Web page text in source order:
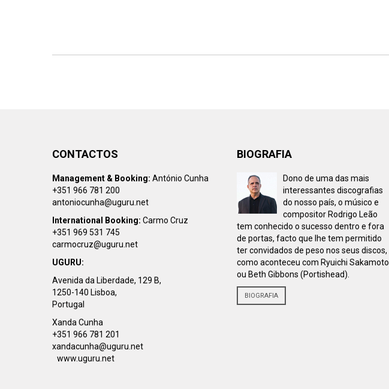
CONTACTOS
Management & Booking: António Cunha
+351 966 781 200
antoniocunha@uguru.net
International Booking: Carmo Cruz
+351 969 531 745
carmocruz@uguru.net
UGURU:
Avenida da Liberdade, 129 B,
1250-140 Lisboa,
Portugal
Xanda Cunha
+351 966 781 201
xandacunha@uguru.net
www.uguru.net
BIOGRAFIA
Dono de uma das mais
interessantes discografias
do nosso país, o músico e
compositor Rodrigo Leão
tem conhecido o sucesso dentro e fora
de portas, facto que lhe tem permitido
ter convidados de peso nos seus discos,
como aconteceu com Ryuichi Sakamoto
ou Beth Gibbons (Portishead).
BIOGRAFIA